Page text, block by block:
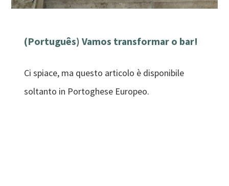
(Português) Vamos transformar o bar!
Ci spiace, ma questo articolo è disponibile
soltanto in Portoghese Europeo.